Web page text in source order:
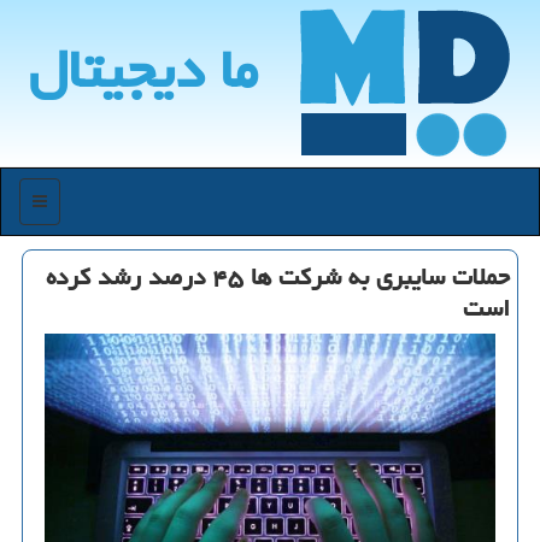
ما دیجیتال
منو
حملات سایبری به شركت ها ۴۵ درصد رشد كرده
است